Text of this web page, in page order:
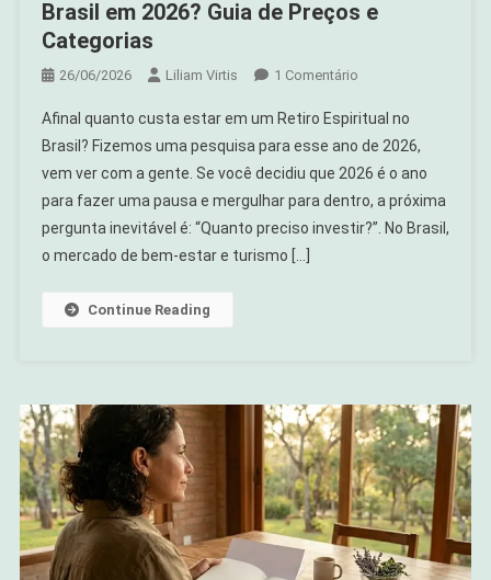
Brasil em 2026? Guia de Preços e
Categorias
26/06/2026 Liliam Virtis 1 ComentárioEm
Custa
Um
Retiro
Espiritual
No
E
Categorias
Afinal quanto custa estar em um Retiro Espiritual no
Brasil? Fizemos uma pesquisa para esse ano de 2026,
vem ver com a gente. Se você decidiu que 2026 é o ano
para fazer uma pausa e mergulhar para dentro, a próxima
pergunta inevitável é: “Quanto preciso investir?”. No Brasil,
o mercado de bem-estar e turismo […]
Continue Reading